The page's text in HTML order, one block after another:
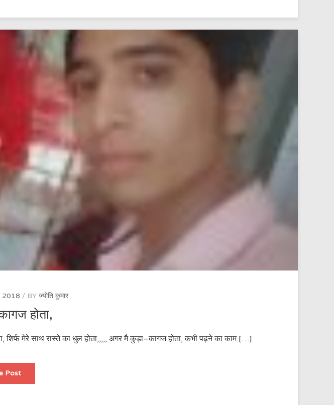
परतीभाओ
।
2018 BY ज्योति कुमार
होता,
शिर्फ मेरे साथ रास्ते का धुल होता,,,,, अगर मै कुड़ा–कागज होता, कभी पढ़ने का काम […]
Postअगर
कुड़ा